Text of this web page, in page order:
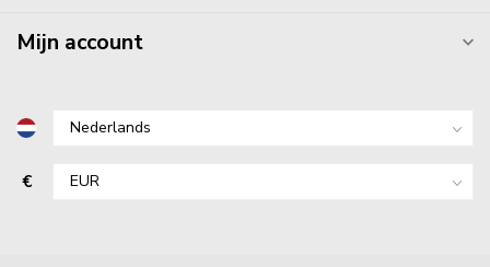
Mijn account
€